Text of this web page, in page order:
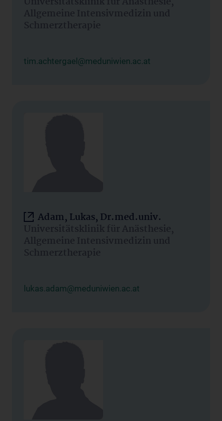
Allgemeine Intensivmedizin und
Schmerztherapie
tim.achtergael@meduniwien.ac.at
Adam, Lukas, Dr.med.univ.
Universitätsklinik für Anästhesie,
Allgemeine Intensivmedizin und
Schmerztherapie
lukas.adam@meduniwien.ac.at